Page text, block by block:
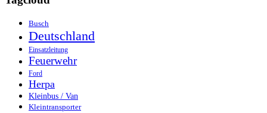
Busch
Deutschland
Einsatzleitung
Feuerwehr
Ford
Herpa
Kleinbus / Van
Kleintransporter